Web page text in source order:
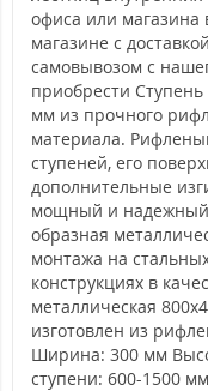
офиса или
магазине с
самовывозом с
приобрести
мм из прочного
материала.
ступеней, его
дополнительные
мощный и надежный
образная
монтажа на
конструкциях в
металлическая
изготовлен из
Ширина: 300 мм
ступени: 600-1500